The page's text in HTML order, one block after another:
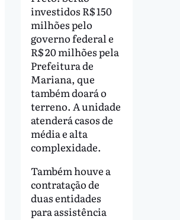
investidos R$ 150
milhões pelo
governo federal e
R$ 20 milhões pela
Prefeitura de
Mariana, que
também doará o
terreno. A unidade
atenderá casos de
média e alta
complexidade.
Também houve a
contratação de
duas entidades
para assistência